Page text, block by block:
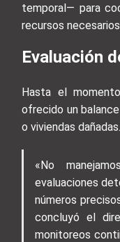
temporal— para
recursos
Evaluación
Hasta el
ofrecido un
o viviendas dañadas.
«No
evaluaciones
números
concluyó el
monitoreos